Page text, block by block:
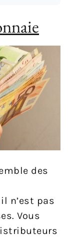
des
n’est pas
Vous